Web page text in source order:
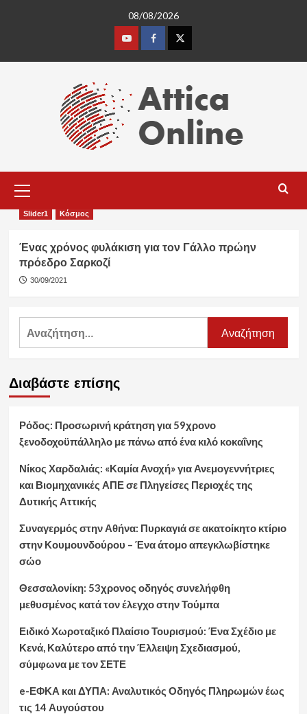
08/08/2026
YoutubeFacebookTwitter
Menu
Slider1 Κόσμος
Ένας χρόνος φυλάκιση για τον Γάλλο πρώην
πρόεδρο Σαρκοζί
30/09/2021
Αναζήτηση
Διαβάστε επίσης
Ρόδος: Προσωρινή κράτηση για 59χρονο
ξενοδοχοϋπάλληλο με πάνω από ένα κιλό κοκαΐνης
Νίκος Χαρδαλιάς: «Καμία Ανοχή» για Ανεμογεννήτριες
και Βιομηχανικές ΑΠΕ σε Πληγείσες Περιοχές της
Δυτικής Αττικής
Συναγερμός στην Αθήνα: Πυρκαγιά σε ακατοίκητο κτίριο
στην Κουμουνδούρου – Ένα άτομο απεγκλωβίστηκε
σώο
Θεσσαλονίκη: 53χρονος οδηγός συνελήφθη
μεθυσμένος κατά τον έλεγχο στην Τούμπα
Ειδικό Χωροταξικό Πλαίσιο Τουρισμού: Ένα Σχέδιο με
Κενά, Καλύτερο από την Έλλειψη Σχεδιασμού,
σύμφωνα με τον ΣΕΤΕ
e-ΕΦΚΑ και ΔΥΠΑ: Αναλυτικός Οδηγός Πληρωμών έως
τις 14 Αυγούστου